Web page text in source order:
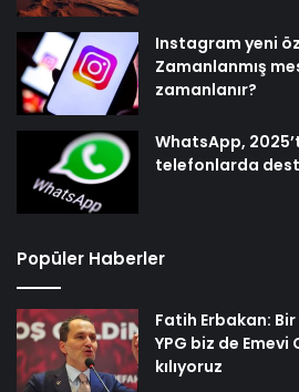
Instagram yeni
Zamanlanmış
zamanlanır?
WhatsApp,
telefonlarda
Popüler Haberler
Fatih Erbakan:
YPG biz de
kılıyoruz